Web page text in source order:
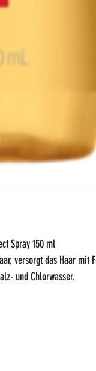
Spray 150 ml
versorgt das Haar mit
und Chlorwasser.